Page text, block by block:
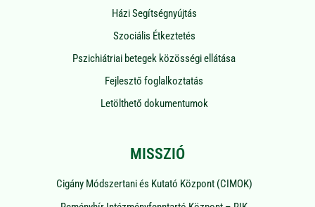
Házi Segítségnyújtás
Szociális Étkeztetés
Pszichiátriai betegek közösségi ellátása
Fejlesztő foglalkoztatás
Letölthető dokumentumok
MISSZIÓ
Cigány Módszertani és Kutató Központ (CIMOK)